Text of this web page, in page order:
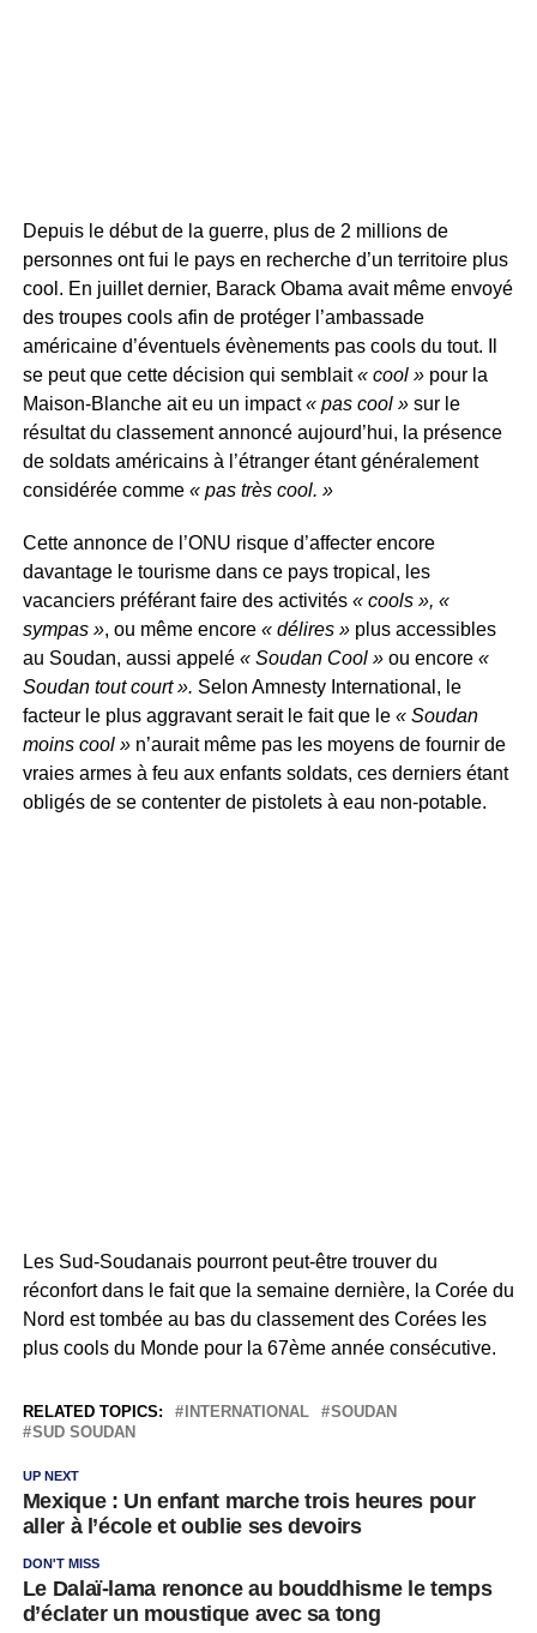
Depuis le début de la guerre, plus de 2 millions de
personnes ont fui le pays en recherche d’un territoire plus
cool. En juillet dernier, Barack Obama avait même envoyé
des troupes cools afin de protéger l’ambassade
américaine d’éventuels évènements pas cools du tout. Il
se peut que cette décision qui semblait« cool »pour la
Maison-Blanche ait eu un impact« pas cool »sur le
résultat du classement annoncé aujourd’hui, la présence
de soldats américains à l’étranger étant généralement
considérée comme« pas très cool. »
Cette annonce de l’ONU risque d’affecter encore
davantage le tourisme dans ce pays tropical, les
vacanciers préférant faire des activités« cools », «
sympas », ou même encore« délires »plus accessibles
au Soudan, aussi appelé « Soudan Cool »ou encore «
Soudan tout court ». Selon Amnesty International, le
facteur le plus aggravant serait le fait que le « Soudan
moins cool »n’aurait même pas les moyens de fournir de
vraies armes à feu aux enfants soldats, ces derniers étant
obligés de se contenter de pistolets à eau non-potable.
Les Sud-Soudanais pourront peut-être trouver du
réconfort dans le fait que la semaine dernière, la Corée du
Nord est tombée au bas du classement des Corées les
plus cools du Monde pour la 67ème année consécutive.
RELATED TOPICS: INTERNATIONAL
SOUDAN
SUD SOUDAN
UP NEXT
Mexique : Un enfant marche trois heures pour
aller à l’école et oublie ses devoirs
DON'T MISS
Le Dalaï-lama renonce au bouddhisme le temps
d’éclater un moustique avec sa tong